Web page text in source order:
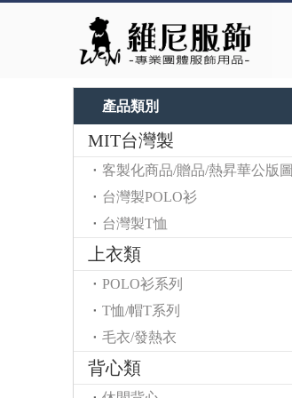
產品類別
MIT台灣製
客製化商品/贈品/熱昇華公版圖
台灣製POLO衫
台灣製T恤
上衣類
POLO衫系列
T恤/帽T系列
毛衣/發熱衣
背心類